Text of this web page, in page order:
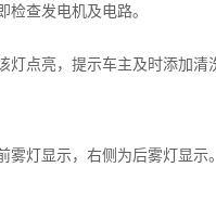
查发电机及电路。
灯点亮，提示车主及时添加清
灯显示，右侧为后雾灯显示。